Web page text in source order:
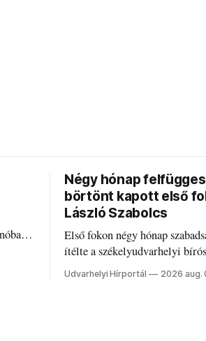
Négy hónap
börtönt kapott első
László Szabolcs
Első fokon négy hónap
ítélte a székelyudvarhelyi
Szabolcsot.
Udvarhelyi Hírportál 2026 aug.